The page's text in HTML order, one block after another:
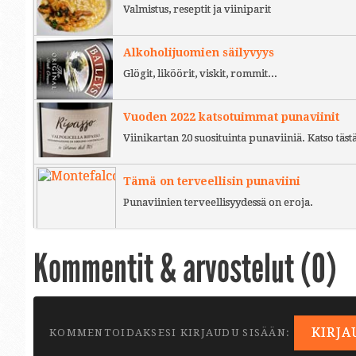
Valmistus, reseptit ja viiniparit
Alkoholijuomien säilyvyys
Glögit, liköörit, viskit, rommit...
Vuoden 2022 katsotuimmat punaviinit
Viinikartan 20 suosituinta punaviiniä. Katso
Tämä on terveellisin punaviini
Punaviinien terveellisyydessä on eroja.
Kommentit & arvostelut (0)
KOMMENTOIDAKSESI KIRJAUDU SISÄÄN: